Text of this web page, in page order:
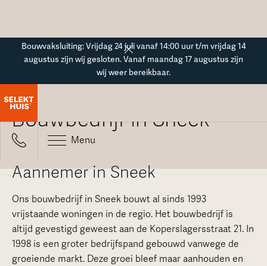
Bouwvaksluiting: Vrijdag 24 juli vanaf 14:00 uur t/m vrijdag 14
augustus zijn wij gesloten. Vanaf maandag 17 augustus zijn
wij weer bereikbaar.
Menu
Bouwbedrijf in Sneek
Aannemer in Sneek
Ons bouwbedrijf in Sneek bouwt al sinds 1993
vrijstaande woningen in de regio. Het bouwbedrijf is
altijd gevestigd geweest aan de Koperslagersstraat 21. In
1998 is een groter bedrijfspand gebouwd vanwege de
groeiende markt. Deze groei bleef maar aanhouden en